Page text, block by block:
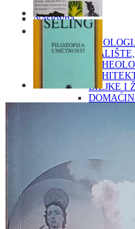
Naslovna
KNJIGE
OD
DO
BILJKE I
OD
DO RELIGIJA